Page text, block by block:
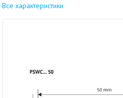
Все характеристики